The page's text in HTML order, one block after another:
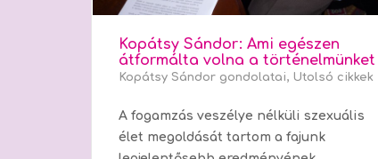
Kopátsy Sándor: Ami egészen
átformálta volna a történelmünket
Kopátsy Sándor gondolatai, Utolsó cikkek
A fogamzás veszélye nélküli szexuális
élet megoldását tartom a fajunk